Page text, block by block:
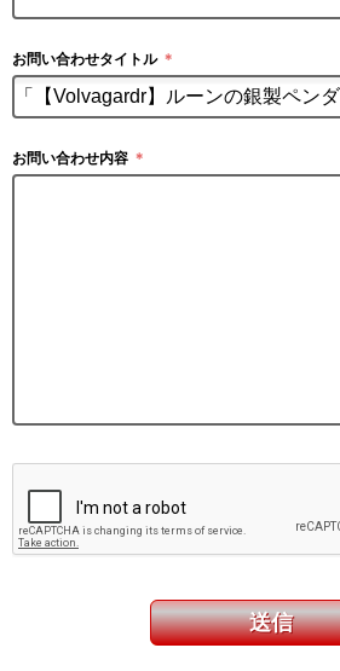
お問い合わせタイトル ＊
お問い合わせ内容 ＊